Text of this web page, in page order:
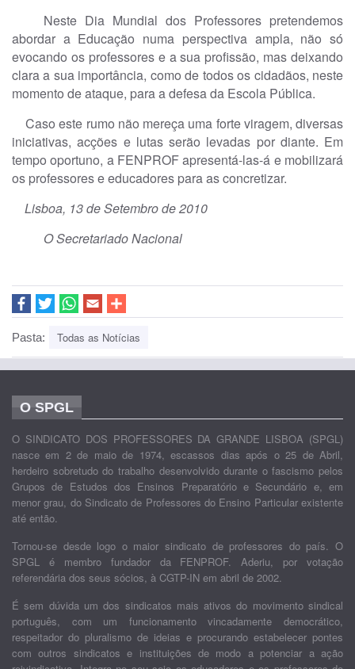
Neste Dia Mundial dos Professores pretendemos
abordar a Educação numa perspectiva ampla, não só
evocando os professores e a sua profissão, mas deixando
clara a sua importância, como de todos os cidadãos, neste
momento de ataque, para a defesa da Escola Pública.
Caso este rumo não mereça uma forte viragem, diversas
iniciativas, acções e lutas serão levadas por diante. Em
tempo oportuno, a FENPROF apresentá-las-á e mobilizará
os professores e educadores para as concretizar.
Lisboa, 13 de Setembro de 2010
O Secretariado Nacional
Pasta: Todas as Notícias
O SPGL
O SINDICATO DOS PROFESSORES DA GRANDE LISBOA (SPGL)
nasce em 2 de maio de 1974, escassos dias após o 25 de Abril,
herdeiro sobretudo do trabalho desenvolvido durante o fascismo pelos
Grupos de Estudos dos Ensinos Preparatório e Secundário e, em
menor grau, do Sindicato de Professores do Ensino Particular existente
até então.
Tornou-se desde logo o maior sindicato de professores do país. O
SPGL é membro fundador da FENPROF. Aderiu, por votação
referendária dos seus sócios, à CGTP-IN em abril de 2002.
É sem dúvida um dos sindicatos mais ativos do movimento sindical
português, com um funcionamento vincadamente democrático,
respeitador do pluralismo de ideias e procurando estabelecer pontes
com outros sindicatos e instituições de modo a potenciar a ação